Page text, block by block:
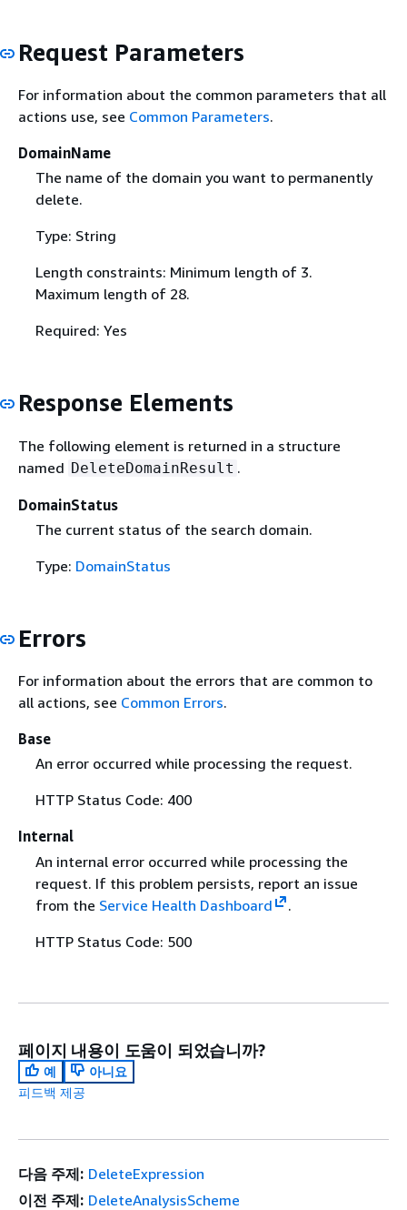
Request Parameters
For information about the common parameters that all
actions use, see Common Parameters.
DomainName
The name of the domain you want to permanently
delete.
Type: String
Length constraints: Minimum length of 3.
Maximum length of 28.
Required: Yes
Response Elements
The following element is returned in a structure
named DeleteDomainResult .
DomainStatus
The current status of the search domain.
Type: DomainStatus
Errors
For information about the errors that are common to
all actions, see Common Errors.
Base
An error occurred while processing the request.
HTTP Status Code: 400
Internal
An internal error occurred while processing the
request. If this problem persists, report an issue
from the Service Health Dashboard
.
HTTP Status Code: 500
페이지 내용이 도움이 되었습니까?
예
아니요
피드백 제공
다음 주제: DeleteExpression
이전 주제: DeleteAnalysisScheme